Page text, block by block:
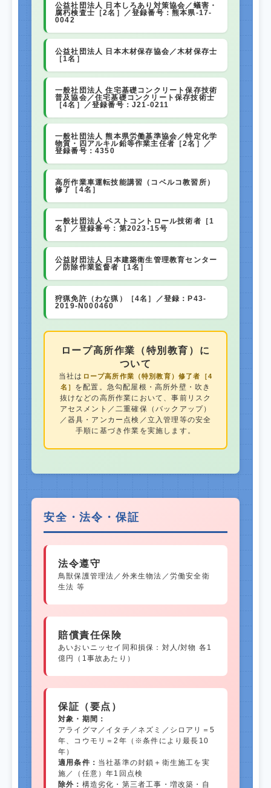
公益社団法人 日本しろあり対策協会／蟻害・
腐朽検査士［2名］／登録番号：熊本県-17-
0042
公益社団法人 日本木材保存協会／木材保存士
［1名］
一般社団法人 住宅基礎コンクリート保存技術
普及協会／住宅基礎コンクリート保存技術士
［4名］／登録番号：J21-0211
一般社団法人 熊本県労働基準協会／特定化学
物質・四アルキル鉛等作業主任者［2名］／
登録番号：4350
高所作業車運転技能講習（コベルコ教習所）
修了［4名］
一般社団法人 ペストコントロール技術者［1
名］／登録番号：第2023-15号
公益財団法人 日本建築衛生管理教育センター
／防除作業監督者［1名］
狩猟免許（わな猟）［4名］／登録：P43-
2019-N000460
ロープ高所作業（特別教育）に
ついて
当社は ロープ高所作業（特別教育）修了者［4
名］ を配置。急勾配屋根・高所外壁・吹き
抜けなどの高所作業において、事前リスク
アセスメント／二重確保（バックアップ）
／器具・アンカー点検／立入管理等の安全
手順に基づき作業を実施します。
安全・法令・保証
法令遵守
鳥獣保護管理法／外来生物法／労働安全衛
生法 等
賠償責任保険
あいおいニッセイ同和損保：対人/対物 各1
億円（1事故あたり）
保証（要点）
対象・期間：
アライグマ／イタチ／ネズミ／シロアリ＝5
年、コウモリ＝2年（※条件により最長10
年）
適用条件： 当社基準の封鎖＋衛生施工を実
施／（任意）年1回点検
除外： 構造劣化・第三者工事・増改築・自